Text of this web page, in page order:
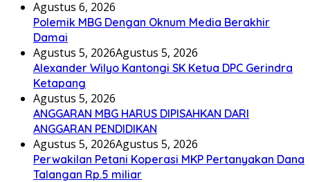
Agustus 6, 2026
Polemik MBG Dengan Oknum Media Berakhir
Damai
Agustus 5, 2026Agustus 5, 2026
Alexander Wilyo Kantongi SK Ketua DPC Gerindra
Ketapang
Agustus 5, 2026
ANGGARAN MBG HARUS DIPISAHKAN DARI
ANGGARAN PENDIDIKAN
Agustus 5, 2026Agustus 5, 2026
Perwakilan Petani Koperasi MKP Pertanyakan Dana
Talangan Rp.5 miliar